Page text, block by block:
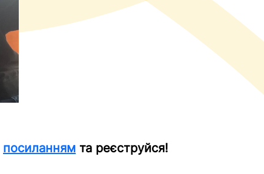
посиланням та реєструйся!